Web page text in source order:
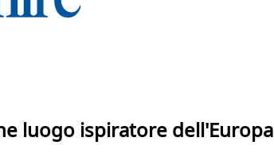
luogo ispiratore dell'Europa